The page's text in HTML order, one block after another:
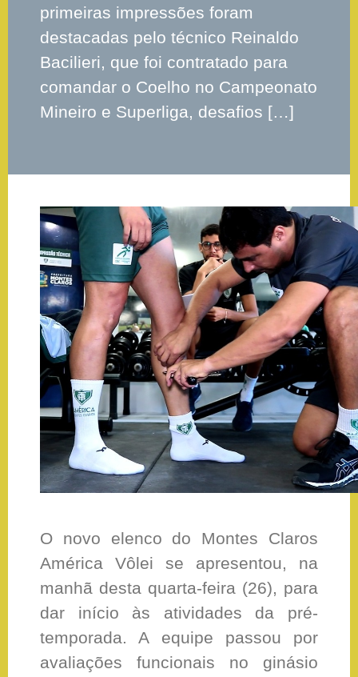
primeiras impressões foram
destacadas pelo técnico Reinaldo
Bacilieri, que foi contratado para
comandar o Coelho no Campeonato
Mineiro e Superliga, desafios […]
O novo elenco do Montes Claros
América Vôlei se apresentou, na
manhã desta quarta-feira (26), para
dar início às atividades da pré-
temporada. A equipe passou por
avaliações funcionais no ginásio